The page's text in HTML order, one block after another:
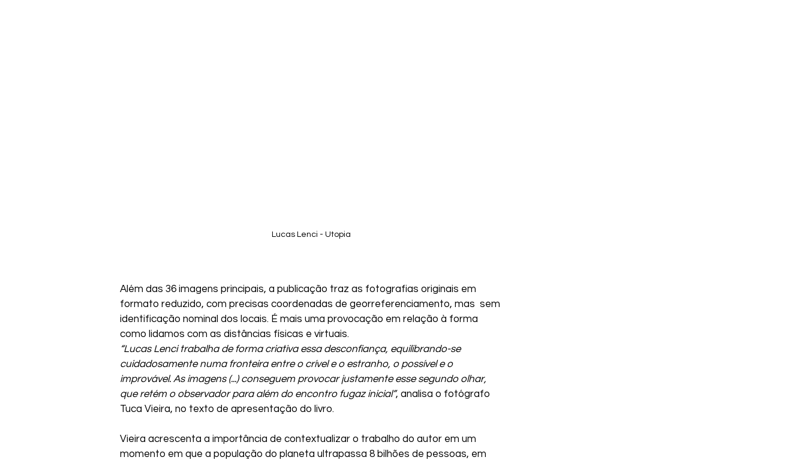
Lucas Lenci - Utopia
Além das 36 imagens principais, a publicação traz as fotografias originais em
formato reduzido, com precisas coordenadas de georreferenciamento, mas  sem
identificação nominal dos locais. É mais uma provocação em relação à forma
como lidamos com as distâncias físicas e virtuais.
“Lucas Lenci trabalha de forma criativa essa desconfiança, equilibrando-se
cuidadosamente numa fronteira entre o crível e o estranho, o possível e o
improvável. As imagens (...) conseguem provocar justamente esse segundo olhar,
que retém o observador para além do encontro fugaz inicial”, analisa o fotógrafo
Tuca Vieira, no texto de apresentação do livro.
Vieira acrescenta a importância de contextualizar o trabalho do autor em um
momento em que a população do planeta ultrapassa 8 bilhões de pessoas, em